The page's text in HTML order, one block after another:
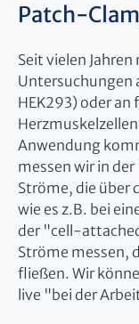
Patch-
Seit vielen
Untersuchungen
HEK293) oder
Anwendung
messen wir in
Ströme, die über
wie es z.B. bei
der "cell-
Ströme messen,
fließen. Wir
live "bei der